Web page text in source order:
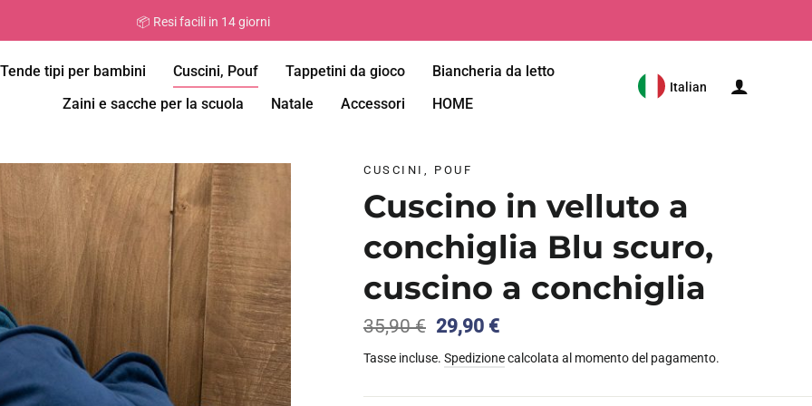
👌🏼 Prodotto Premium fatto a mano al 100% in Europa!
Tende tipi per bambini Cuscini, Pouf Tappetini da gioco
Biancheria da letto
Zaini e sacche per la scuola
Natale Accessori HOME
Italian
CUSCINI, POUF
Cuscino in velluto a
conchiglia Blu scuro,
cuscino a conchiglia
35,90€ Il
originale
35,90 €.
29,90 €Il
attuale
29,90 €.
Tasse incluse. Spedizionecalcolata al momento del pagamento.